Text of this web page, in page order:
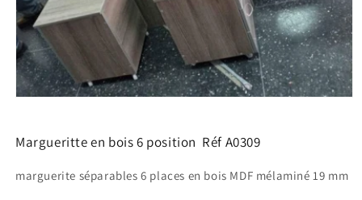
1
dans
fenêtre
modale
Margueritte en bois 6 position Réf A0309
marguerite séparables 6 places en bois MDF mélaminé 19 mm